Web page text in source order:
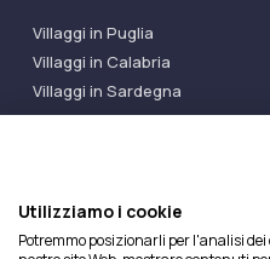
Villaggi in Puglia
Villaggi in Calabria
Villaggi in Sardegna
Villaggi Bluserena
Ilmiovillaggio è un marchio di
Utilizziamo i cookie
Potremmo posizionarli per l'analisi